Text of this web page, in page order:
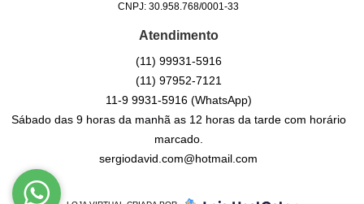
CNPJ: 30.958.768/0001-33
Atendimento
(11) 99931-5916
(11) 97952-7121
11-99931-5916 (WhatsApp)
Sábado das 9 horas da manhã as 12 horas da tarde com horário
marcado.
sergiodavid.com@hotmail.com